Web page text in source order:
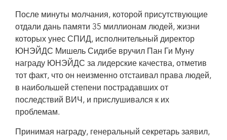
После минуты молчания, которой присутствующие
отдали дань памяти 35 миллионам людей, жизни
которых унес СПИД, исполнительный директор
ЮНЭЙДС Мишель Сидибе вручил Пан Ги Муну
награду ЮНЭЙДС за лидерские качества, отметив
тот факт, что он неизменно отстаивал права людей,
в наибольшей степени пострадавших от
последствий ВИЧ, и прислушивался к их
проблемам.
Принимая награду, генеральный секретарь заявил,